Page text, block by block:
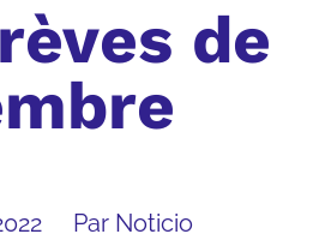
de
Par Noticio